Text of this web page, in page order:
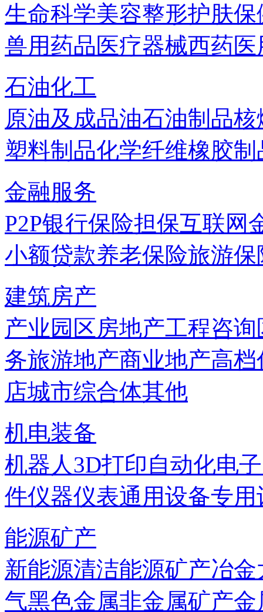
生命科学美容整形护肤保
兽用药品医疗器械西药
石油化工
原油及成品油石油制品核
塑料制品化学纤维橡胶制
金融服务
P2P银行保险担保互联网
小额贷款养老保险旅游保
建筑房产
产业园区房地产工程咨询
务旅游地产商业地产高档
店城市综合体其他
机电装备
机器人3D打印自动化电
件仪器仪表通用设备专用
能源矿产
新能源清洁能源矿产冶金
气黑色金属非金属矿产金